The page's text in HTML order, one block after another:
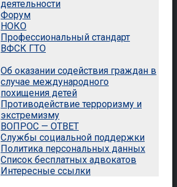
деятельности
Форум
НОКО
Профессиональный стандарт
ВФСК ГТО
Об оказании содействия граждан в
случае международного
похищения детей
Противодействие терроризму и
экстремизму
ВОПРОС — ОТВЕТ
Службы социальной поддержки
Политика персональных данных
Список бесплатных адвокатов
Интересные ссылки